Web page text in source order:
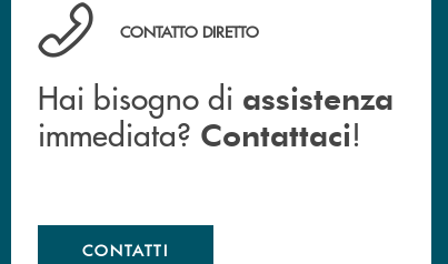
Hai bisogno di assistenza immediata? Contattaci !
CONTATTO DIRETTO
Hai bisogno di assistenza
immediata? Contattaci!
CONTATTI